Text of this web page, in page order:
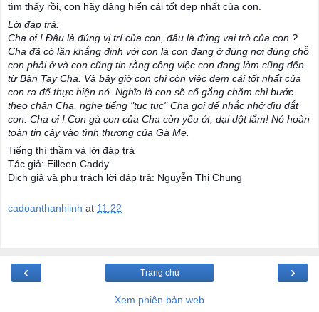
tìm thấy rồi, con hãy dâng hiến cái tốt đẹp nhất của con.
Lời đáp trả:
Cha ơi ! Đâu là đúng vị trí của con, đâu là đúng vai trò của con ?
Cha đã có lần khẳng định với con là con đang ở đúng nơi đúng chỗ
con phải ở và con cũng tin rằng công việc con đang làm cũng đến
từ Bàn Tay Cha. Và bây giờ con chỉ còn việc đem cái tốt nhất của
con ra để thực hiện nó. Nghĩa là con sẽ cố gắng chăm chỉ bước
theo chân Cha, nghe tiếng "tục tục" Cha gọi để nhắc nhở dìu dắt
con. Cha ơi ! Con gà con của Cha còn yếu ớt, dại dột lắm! Nó hoàn
toàn tin cậy vào tình thương của Gà Mẹ.
Tiếng thì thầm và lời đáp trả
Tác giả: Eilleen Caddy
Dịch giả và phụ trách lời đáp trả: Nguyễn Thị Chung
cadoanthanhlinh at 11:22
‹ ›
Trang chủ
Xem phiên bản web